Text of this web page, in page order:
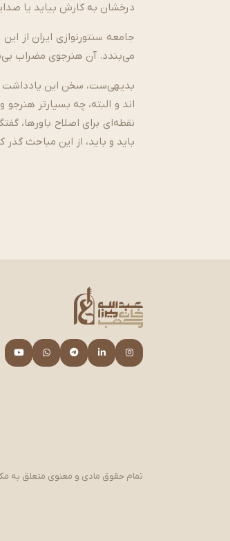
درخشان به کارش بیاید یا
جامعه سنتورنوازی ایران از
می‌بندد. آن هنرجوی مضراب
اند و البته، چه بسیارتر
نقطه­‌ای برای اصلاح باورها،
باید و باید، از این مباحث
تمام حقوق مادی و معنوی متعلق به